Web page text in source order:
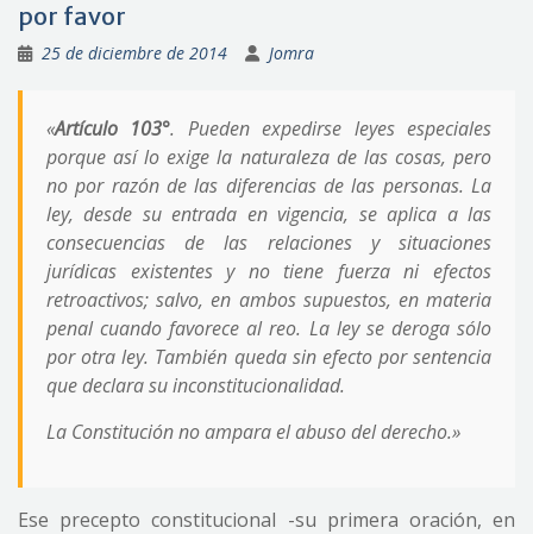
por favor
25 de diciembre de 2014 Jomra
«Artículo 103°. Pueden expedirse leyes especiales
porque así lo exige la naturaleza de las cosas, pero
no por razón de las diferencias de las personas. La
ley, desde su entrada en vigencia, se aplica a las
consecuencias de las relaciones y situaciones
jurídicas existentes y no tiene fuerza ni efectos
retroactivos; salvo, en ambos supuestos, en materia
penal cuando favorece al reo. La ley se deroga sólo
por otra ley. También queda sin efecto por sentencia
que declara su inconstitucionalidad.
La Constitución no ampara el abuso del derecho.»
Ese precepto constitucional -su primera oración, en